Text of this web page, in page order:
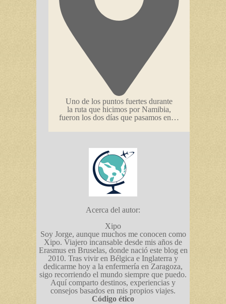
Uno de los puntos fuertes durante
la ruta que hicimos por Namibia,
fueron los dos días que pasamos en…
Acerca del autor:
Xipo
Soy Jorge, aunque muchos me conocen como
Xipo. Viajero incansable desde mis años de
Erasmus en Bruselas, donde nació este blog en
2010. Tras vivir en Bélgica e Inglaterra y
dedicarme hoy a la enfermería en Zaragoza,
sigo recorriendo el mundo siempre que puedo.
Aquí comparto destinos, experiencias y
consejos basados en mis propios viajes.
Código ético